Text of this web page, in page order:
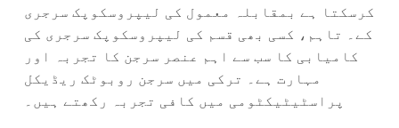
کرسکتا ہے بمقابلہ معمول کی لیپروسکوپک سرجری
کے۔ تاہم، کسی بھی قسم کی لیپروسکوپک سرجری کی
کامیابی کا سب سے اہم عنصر سرجن کا تجربہ اور
مہارت ہے۔ ترکی میں سرجن روبوٹک ریڈیکل
پراسٹیٹیکٹومی میں کافی تجربہ رکھتے ہیں۔